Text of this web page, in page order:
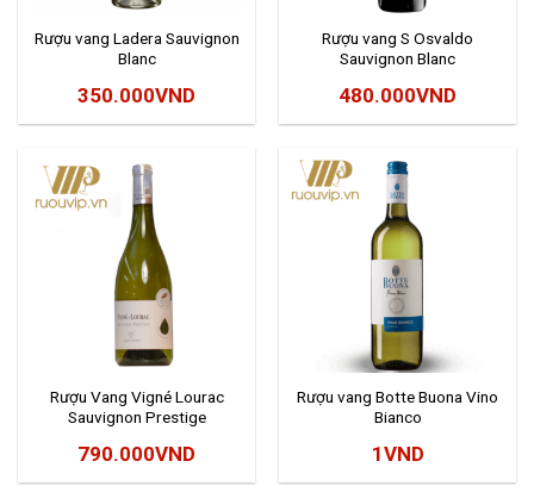
Rượu vang Ladera Sauvignon
Blanc
350.000VND
Rượu vang S Osvaldo
Sauvignon Blanc
480.000VND
Rượu Vang Vigné Lourac
Sauvignon Prestige
790.000VND
Rượu vang Botte Buona Vino
Bianco
1VND